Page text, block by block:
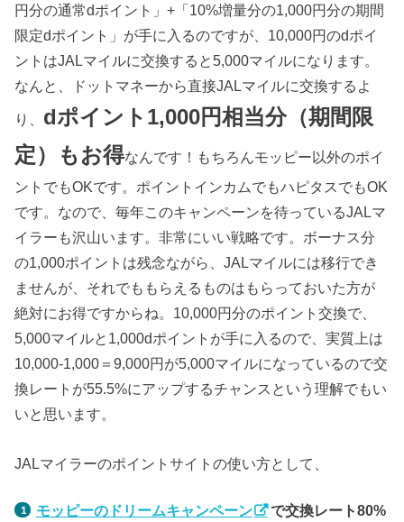
円分の通常dポイント」+「10%増量分の1,000円分の期間
限定dポイント」が手に入るのですが、10,000円のdポイ
ントはJALマイルに交換すると5,000マイルになります。
なんと、ドットマネーから直接JALマイルに交換するよ
り、 dポイント1,000円相当分（期間限
定）もお得なんです！もちろんモッピー以外のポイ
ントでもOKです。ポイントインカムでもハピタスでもOK
です。なので、毎年このキャンペーンを待っているJALマ
イラーも沢山います。非常にいい戦略です。ボーナス分
の1,000ポイントは残念ながら、JALマイルには移行でき
ませんが、それでももらえるものはもらっておいた方が
絶対にお得ですからね。10,000円分のポイント交換で、
5,000マイルと1,000dポイントが手に入るので、実質上は
10,000-1,000＝9,000円が5,000マイルになっているので交
換レートが55.5%にアップするチャンスという理解でもい
いと思います。
JALマイラーのポイントサイトの使い方として、
モッピーのドリームキャンペーン
で交換レート80%